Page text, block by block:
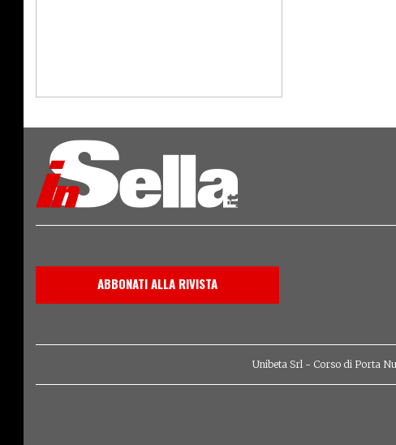
ABBONATI ALLA RIVISTA
Unibeta Srl - Corso di Porta